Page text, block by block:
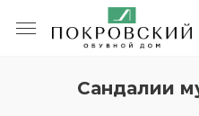
Сандалии